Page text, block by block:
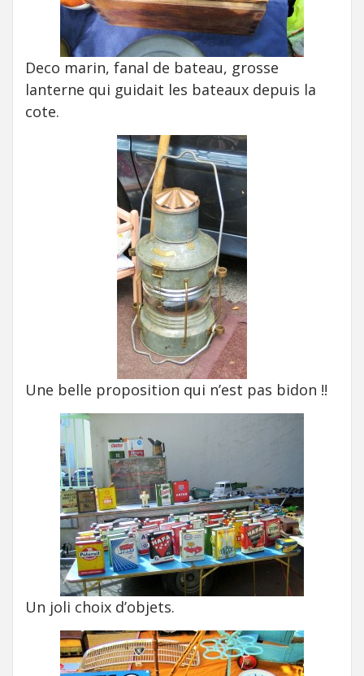
Deco marin, fanal de bateau, grosse
lanterne qui guidait les bateaux depuis la
cote.
Une belle proposition qui n’est pas bidon !!
Un joli choix d’objets.